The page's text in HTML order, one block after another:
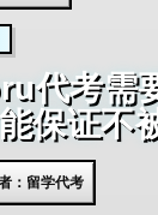
代考需
保证不
：留学代考